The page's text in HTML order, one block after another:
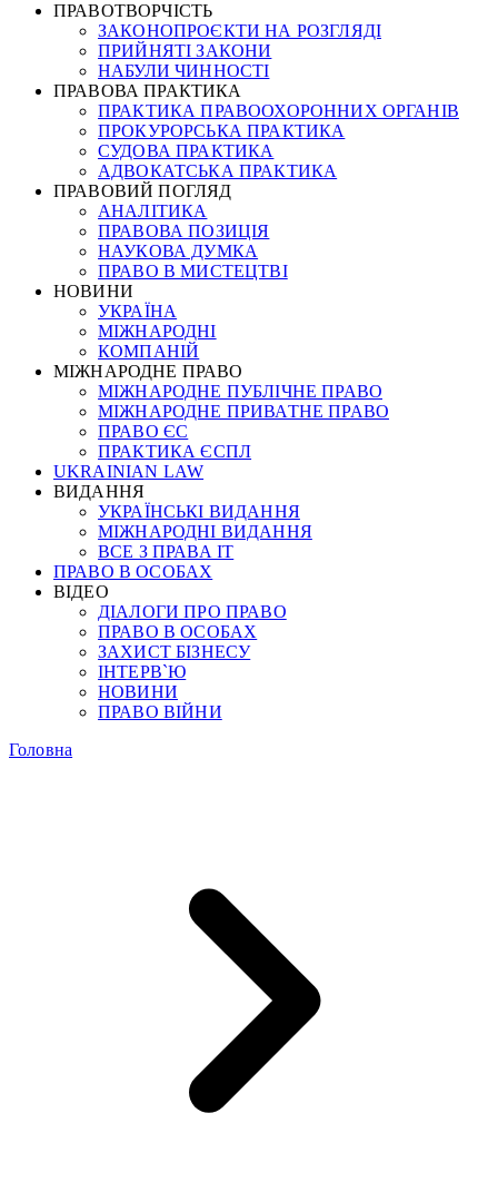
ПРАВОТВОРЧІСТЬ
ЗАКОНОПРОЄКТИ НА РОЗГЛЯДІ
ПРИЙНЯТІ ЗАКОНИ
НАБУЛИ ЧИННОСТІ
ПРАВОВА ПРАКТИКА
ПРАКТИКА ПРАВООХОРОННИХ ОРГАНІВ
ПРОКУРОРСЬКА ПРАКТИКА
СУДОВА ПРАКТИКА
АДВОКАТСЬКА ПРАКТИКА
ПРАВОВИЙ ПОГЛЯД
АНАЛІТИКА
ПРАВОВА ПОЗИЦІЯ
НАУКОВА ДУМКА
ПРАВО В МИСТЕЦТВІ
НОВИНИ
УКРАЇНА
МІЖНАРОДНІ
КОМПАНІЙ
МІЖНАРОДНЕ ПРАВО
МІЖНАРОДНЕ ПУБЛІЧНЕ ПРАВО
МІЖНАРОДНЕ ПРИВАТНЕ ПРАВО
ПРАВО ЄС
ПРАКТИКА ЄСПЛ
UKRAINIAN LAW
ВИДАННЯ
УКРАЇНСЬКІ ВИДАННЯ
МІЖНАРОДНІ ВИДАННЯ
ВСЕ З ПРАВА ІТ
ПРАВО В ОСОБАХ
ВІДЕО
ДІАЛОГИ ПРО ПРАВО
ПРАВО В ОСОБАХ
ЗАХИСТ БІЗНЕСУ
ІНТЕРВ`Ю
НОВИНИ
ПРАВО ВІЙНИ
Головна